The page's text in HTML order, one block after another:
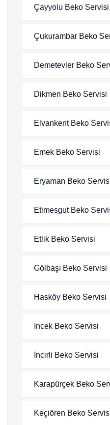
Çayyolu Beko Servisi
Çukurambar Beko
Demetevler Beko
Dikmen Beko Servisi
Elvankent Beko
Emek Beko Servisi
Eryaman Beko
Etimesgut Beko
Etlik Beko Servisi
Gölbaşı Beko Servisi
Hasköy Beko Servisi
İncek Beko Servisi
İncirli Beko Servisi
Karapürçek Beko
Keçiören Beko